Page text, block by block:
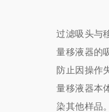
过滤吸头与
量移液器的
防止因操作
量移液器本
染其他样品